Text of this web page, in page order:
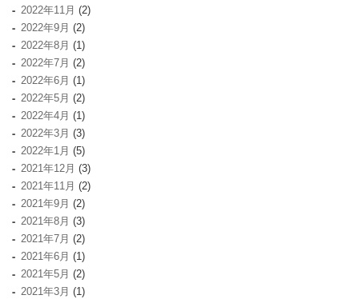
2022年11月 (2)
2022年9月 (2)
2022年8月 (1)
2022年7月 (2)
2022年6月 (1)
2022年5月 (2)
2022年4月 (1)
2022年3月 (3)
2022年1月 (5)
2021年12月 (3)
2021年11月 (2)
2021年9月 (2)
2021年8月 (3)
2021年7月 (2)
2021年6月 (1)
2021年5月 (2)
2021年3月 (1)